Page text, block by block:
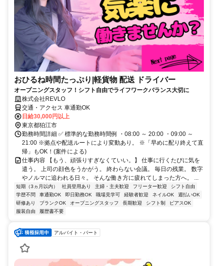
おひるね時間たっぷり|軽貨物 配送 ドライバー
オープニングスタッフ！シフト自由でライフワークバランス大切に
株式会社REVLO
交通・アクセス 車通勤OK
日給30,000円以上
東京都狛江市
勤務時間詳細 ✅ 標準的な勤務時間例 ・08:00 ～ 20:00 ・09:00 ～
21:00 ※拠点や配送ルートにより変動あり。 ※「早めに配り終えて直
帰」もOK！(案件による)
仕事内容 【もう、頑張りすぎなくていい。】 仕事に行くたびに気を
遣う。 上司の顔色をうかがう。 終わらない会議。 毎日の残業。 数字
やノルマに追われる日々。 そんな働き方に疲れてしまった方へ。 ...
短期（3ヵ月以内） 社員登用あり 主婦・主夫歓迎 フリーター歓迎
シフト自由
学歴不問
車通勤OK 即日勤務OK 職場見学可 経験者歓迎 ネイルOK
週払いOK
研修あり
ブランクOK オープニングスタッフ 長期歓迎 シフト制
ピアスOK
服装自由
履歴書不要
アルバイト・パート